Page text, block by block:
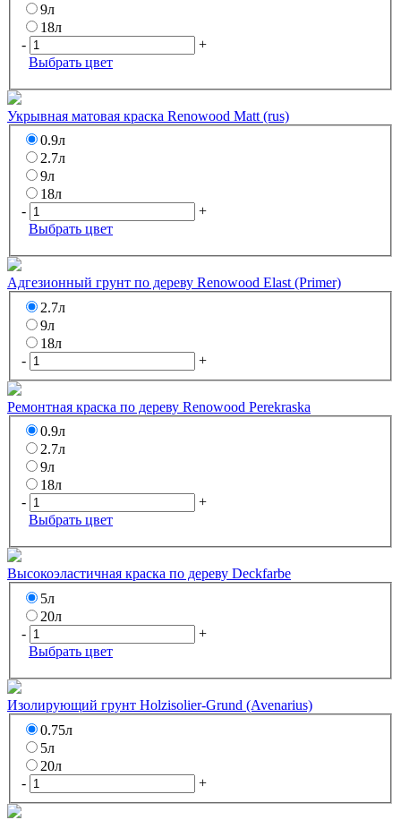
9л
18л
-
+
Выбрать цвет
Укрывная матовая краска Renowood Matt (rus)
0.9л
2.7л
9л
18л
-
+
Выбрать цвет
Адгезионный грунт по дереву Renowood Elast (Primer)
2.7л
9л
18л
-
+
Ремонтная краска по дереву Renowood Perekraska
0.9л
2.7л
9л
18л
-
+
Выбрать цвет
Высокоэластичная краска по дереву Deckfarbe
5л
20л
-
+
Выбрать цвет
Изолирующий грунт Holzisolier-Grund (Avenarius)
0.75л
5л
20л
-
+